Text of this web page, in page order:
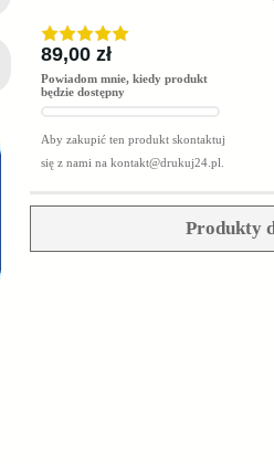
89,00 zł
Powiadom mnie, kiedy produkt
będzie dostępny
Aby zakupić ten produkt skontaktuj
się z nami na kontakt@drukuj24.pl
Produkty